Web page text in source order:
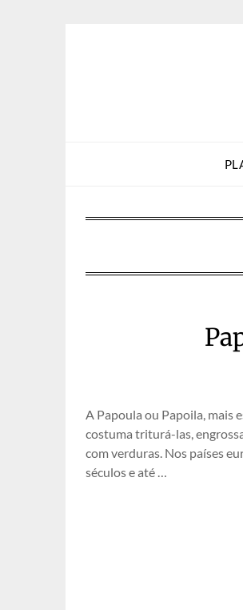
A Papoula ou Papoila, mais
costuma triturá-las,
com verduras. Nos países
séculos e até …